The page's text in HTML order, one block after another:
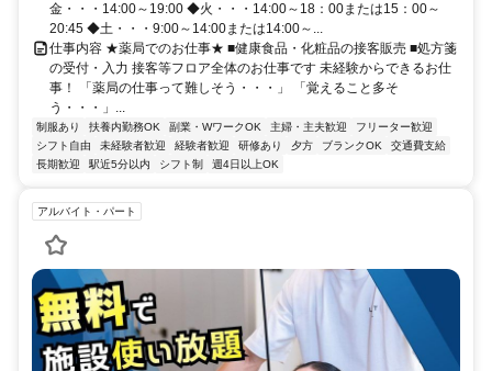
金・・・14:00～19:00 ◆火・・・14:00～18：00または15：00～
20:45 ◆土・・・9:00～14:00または14:00～...
仕事内容 ★薬局でのお仕事★ ■健康食品・化粧品の接客販売 ■処方箋
の受付・入力 接客等フロア全体のお仕事です 未経験からできるお仕
事！ 「薬局の仕事って難しそう・・・」 「覚えること多そ
う・・・」...
制服あり 扶養内勤務OK 副業・WワークOK 主婦・主夫歓迎
フリーター歓迎
シフト自由
未経験者歓迎 経験者歓迎 研修あり 夕方 ブランクOK
交通費支給
長期歓迎
駅近5分以内 シフト制 週4日以上OK
アルバイト・パート